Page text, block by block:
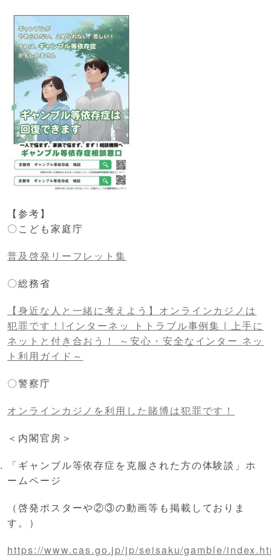
【参考】
〇こども家庭庁
普及啓発リーフレット集
〇総務省
【身近な人と一緒に考えよう】オンラインカジノは
犯罪です！|インターネッ トトラブル事例集 | 上手に
ネットと付き合おう！ ～安心・安全なインター ネッ
ト利用ガイド～
〇警察庁
オンラインカジノを利用した賭博は犯罪です！
＜内閣官房＞
「ギャンブル等依存症を克服された方の体験談」ホ
ームページ
（啓発ポスターや②③の動画等も掲載しておりま
す。）
https://www.cas.go.jp/jp/seisaku/gamble/